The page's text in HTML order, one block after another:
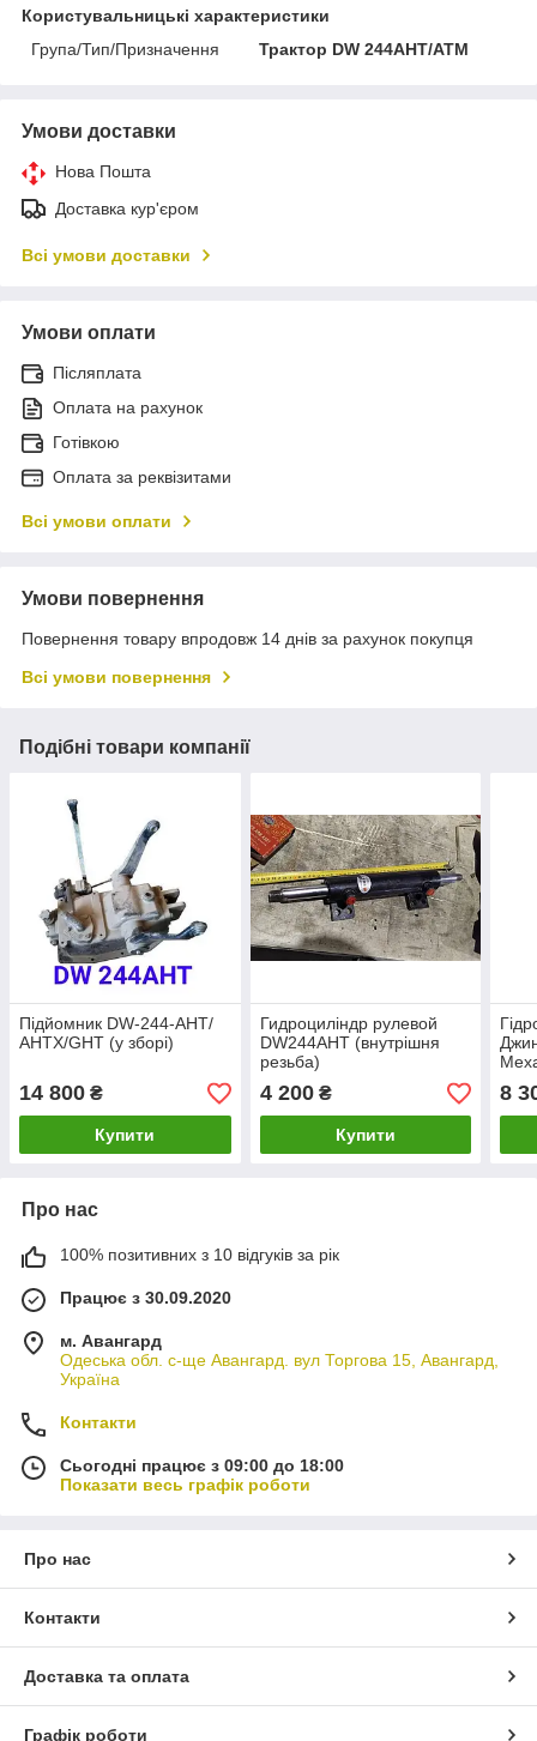
Користувальницькі характеристики
Група/Тип/Призначення
Трактор DW 244AHT/ATM
Умови доставки
Нова Пошта
Доставка кур'єром
Всі умови доставки
Умови оплати
Післяплата
Оплата на рахунок
Готівкою
Оплата за реквізитами
Всі умови оплати
Умови повернення
Повернення товару впродовж 14 днів за рахунок покупця
Всі умови повернення
Подібні товари компанії
Підйомник DW-244-AHT/
АНТХ/GHT (у зборі)
14 800 ₴
Купити
Гидроциліндр рулевой
DW244AHT (внутрішня
резьба)
4 200₴
Купити
8
Про нас
100% позитивних з 10 відгуків за рік
Працює з 30.09.2020
м. Авангард
Одеська обл. с-ще Авангард. вул Торгова 15, Авангард,
Україна
Контакти
Сьогодні працює з 09:00 до 18:00
Показати весь графік роботи
Про нас
Контакти
Доставка та оплата
Графік роботи